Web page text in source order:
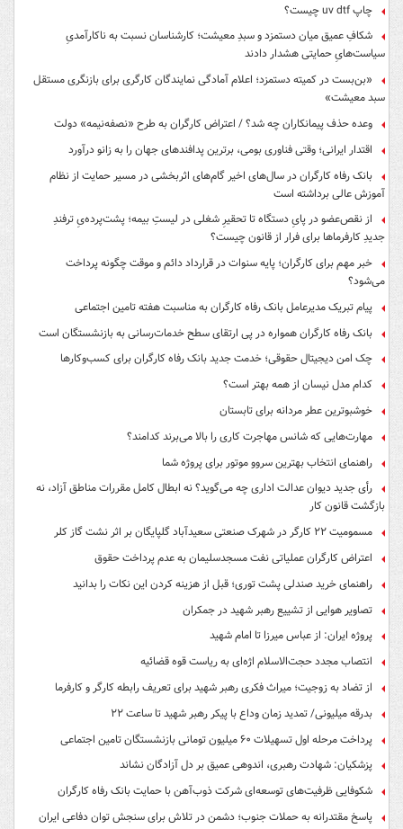
چاپ uv dtf چیست؟
شکافِ عمیق میان دستمزد و سبدِ معیشت؛ کارشناسان نسبت به ناکارآمدیِ
سیاست‌هایِ حمایتی هشدار دادند
«بن‌بست در کمیته دستمزد؛ اعلام آمادگی نمایندگان کارگری برای بازنگری مستقل
سبد معیشت»
وعده حذف پیمانکاران چه شد؟ / اعتراض کارگران به طرح «نصفه‌نیمه» دولت
اقتدار ایرانی؛ وقتی فناوری بومی، برترین پدافندهای جهان را به زانو درآورد
بانک رفاه کارگران در سال‌های اخیر گام‌های اثربخشی در مسیر حمایت از نظام
آموزش عالی برداشته است
از نقص‌عضو در پایِ دستگاه تا تحقیرِ شغلی در لیستِ بیمه؛ پشت‌پرده‌یِ ترفندِ
جدیدِ کارفرماها برای فرار از قانون چیست؟
خبر مهم برای کارگران؛ پایه سنوات در قرارداد دائم و موقت چگونه پرداخت
می‌شود؟
پیام تبریک مدیرعامل بانک رفاه کارگران به مناسبت هفته تامین اجتماعی
بانک رفاه کارگران همواره در پی ارتقای سطح خدمات‌رسانی به بازنشستگان است
چک امن دیجیتال حقوقی؛ خدمت جدید بانک رفاه کارگران برای کسب‌وکارها
کدام مدل نیسان از همه بهتر است؟
خوشبوترین عطر مردانه برای تابستان
مهارت‌هایی که شانس مهاجرت کاری را بالا می‌برند کدامند؟
راهنمای انتخاب بهترین سروو موتور برای پروژه شما
رأی جدید دیوان عدالت اداری چه می‌گوید؟ نه ابطال کامل مقررات مناطق آزاد، نه
بازگشت قانون کار
مسمومیت ۲۲ کارگر در شهرک صنعتی سعیدآباد گلپایگان بر اثر نشت گاز کلر
اعتراض کارگران عملیاتی نفت مسجدسلیمان به عدم پرداخت حقوق
راهنمای خرید صندلی پشت توری؛ قبل از هزینه کردن این نکات را بدانید
تصاویر هوایی از تشییع رهبر شهید در جمکران
پروژه ایران: از عباس میرزا تا امام شهید
انتصاب مجدد حجت‌الاسلام اژه‌ای به ریاست قوه‌ قضائیه
از تضاد به زوجیت؛ میراث فکری رهبر شهید برای تعریف رابطه کارگر و کارفرما
بدرقه میلیونی/ تمدید زمان وداع با پیکر رهبر شهید تا ساعت ۲۲
پرداخت مرحله اول تسهیلات ۶۰ میلیون تومانی بازنشستگان تامین اجتماعی
پزشکیان: شهادت رهبری، اندوهی عمیق بر دل آزادگان نشاند
شکوفایی ظرفیت‌های توسعه‌ای شرکت ذوب‌آهن با حمایت‌ بانک رفاه کارگران
پاسخ مقتدرانه به حملات جنوب؛ دشمن در تلاش برای سنجش توان دفاعی ایران